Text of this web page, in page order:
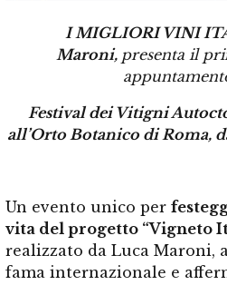
IMIGLIORI VINI
Maroni, presenta il
Festival dei Vitigni
all’Orto Botanico di Roma,
Un evento unico per
vita del progetto “Vigneto
realizzato da Luca Maroni,
fama internazionale e